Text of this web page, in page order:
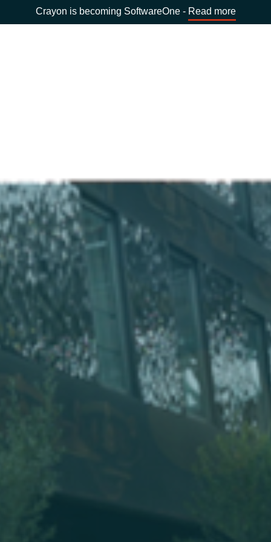
Crayon is becoming SoftwareOne - Read more
Bulgaria
Estonia
Germany
India
Kuwait
Malaysia
Cloud Services
Data and AI Solutions